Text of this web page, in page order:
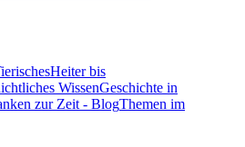
Heiter bis
WissenGeschichte in
zur Zeit - BlogThemen im